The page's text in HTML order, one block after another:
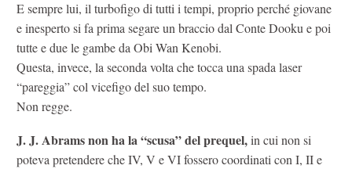
E sempre lui, il turbofigo di tutti i tempi, proprio perché giovane
e inesperto si fa prima segare un braccio dal Conte Dooku e poi
tutte e due le gambe da Obi Wan Kenobi.
Questa, invece, la seconda volta che tocca una spada laser
“pareggia” col vicefigo del suo tempo.
Non regge.
J. J. Abrams non ha la “scusa” del prequel,in cui non si
poteva pretendere che IV, V e VI fossero coordinati con I, II e